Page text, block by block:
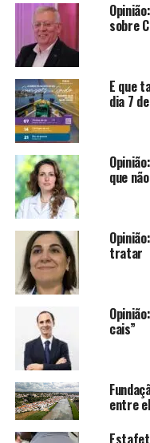
sobre
E que
dia 7
que
tratar
cais”
entre